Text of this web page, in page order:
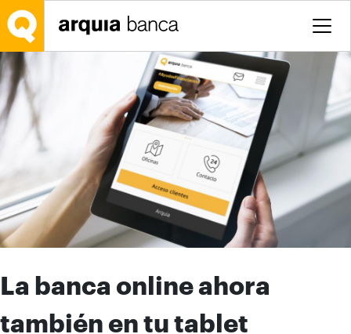
Saltar al contenido principal
La banca online ahora
también en tu tablet